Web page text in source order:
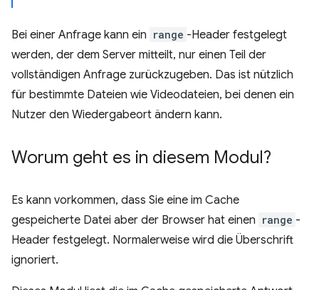
Bei einer Anfrage kann ein range -Header festgelegt
werden, der dem Server mitteilt, nur einen Teil der
vollständigen Anfrage zurückzugeben. Das ist nützlich
für bestimmte Dateien wie Videodateien, bei denen ein
Nutzer den Wiedergabeort ändern kann.
Worum geht es in diesem Modul?
Es kann vorkommen, dass Sie eine im Cache
gespeicherte Datei aber der Browser hat einen range -
Header festgelegt. Normalerweise wird die Überschrift
ignoriert.